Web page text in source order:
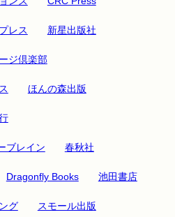
レス 新星出版社
ジ倶楽部
ほんの森出版
ブレイン 春秋社
Dragonfly Books 池田書店
グ スモール出版